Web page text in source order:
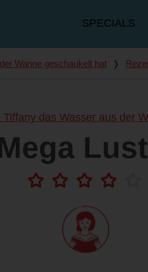
Hauptmenü
SPECIALS
Wanne geschaukelt hat ❭
Tiffany das Wasser aus der